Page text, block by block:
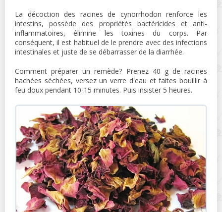
La décoction des racines de cynorrhodon renforce les
intestins, possède des propriétés bactéricides et anti-
inflammatoires, élimine les toxines du corps. Par
conséquent, il est habituel de le prendre avec des infections
intestinales et juste de se débarrasser de la diarrhée.
Comment préparer un remède? Prenez 40 g de racines
hachées séchées, versez un verre d'eau et faites bouillir à
feu doux pendant 10-15 minutes. Puis insister 5 heures.